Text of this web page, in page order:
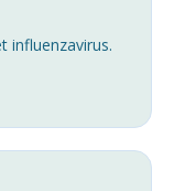
influenzavirus.